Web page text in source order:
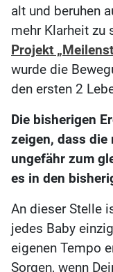
alt und beruhen
mehr Klarheit zu
Projekt
wurde die
den ersten 2
Die bisherigen
zeigen, dass die
ungefähr zum
es in den
An dieser Stelle
jedes Baby
eigenen Tempo
Sorgen, wenn